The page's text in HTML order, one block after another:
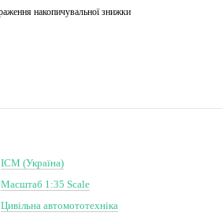
накопичувальної знижки
ICM (Україна)
Масштаб 1:35 Scale
Цивільна автомототехніка